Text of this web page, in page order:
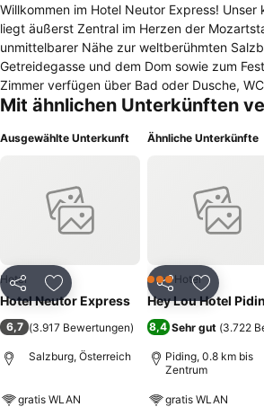
Willkommen im Hotel Neutor Express!
liegt äußerst Zentral im Herzen der
unmittelbarer Nähe zur weltberühmten
Getreidegasse und dem Dom sowie zum
Zimmer verfügen über Bad oder Dusche,
Safe und Telefon. Einige Zimmer verfügen
Verfügung - bitte kontaktieren Sie
Neutor wird auch täglich von 7 bis 11 Uhr
Dort befindet sich unser Cafe-Bar dein.treff,
Mit ähnlichen Unterkünften
Ausgewählte Unterkunft
Teilen Zu Favoriten hinzufügen
Hotel
Hotel Neutor Express
6,7 (3.917 Bewertungen)
Salzburg, Österreich
gratis WLAN
Ähnliche Unterkünfte
Teilen Zu
3 SterneHotel
Hey Lou Hotel
8,4 Sehr gut (3.722
Piding, 0.8 km bis
Zentrum
gratis WLAN